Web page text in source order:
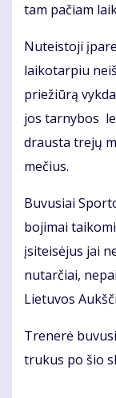
tam pa­čiam
Nu­teis­to­ji
lai­ko­tar­piu
prie­žiū­rą
jos tar­ny­bos
draus­ta tre­jų
me­čius.
Bu­vu­siai
bo­ji­mai
įsi­teisėjus jai
nu­tar­čiai,
Lie­tu­vos
Tre­ne­rė
tru­kus po šio